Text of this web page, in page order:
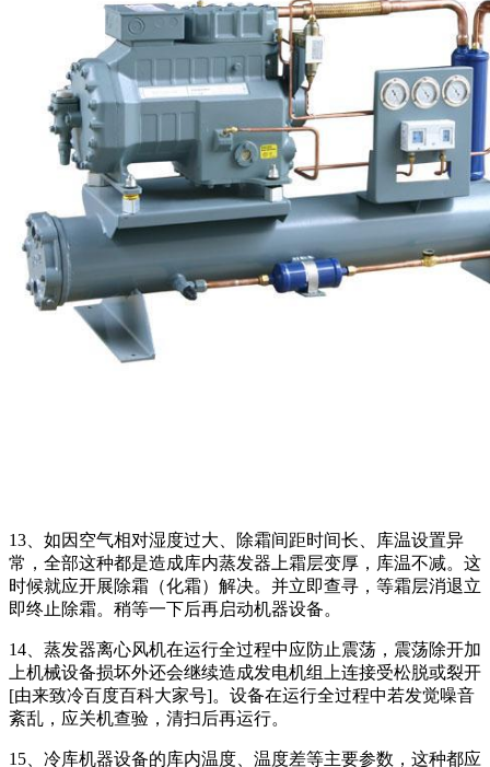
13、如因空气相对湿度过大、除霜间距时间长、库温设置异
常，全部这种都是造成库内蒸发器上霜层变厚，库温不减。这
时候就应开展除霜（化霜）解决。并立即查寻，等霜层消退立
即终止除霜。稍等一下后再启动机器设备。
14、蒸发器离心风机在运行全过程中应防止震荡，震荡除开加
上机械设备损坏外还会继续造成发电机组上连接受松脱或裂开
[由来致冷百度百科大家号]。设备在运行全过程中若发觉噪音
紊乱，应关机查验，清扫后再运行。
15、冷库机器设备的库内温度、温度差等主要参数，这种都应